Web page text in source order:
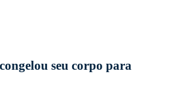
seu corpo para